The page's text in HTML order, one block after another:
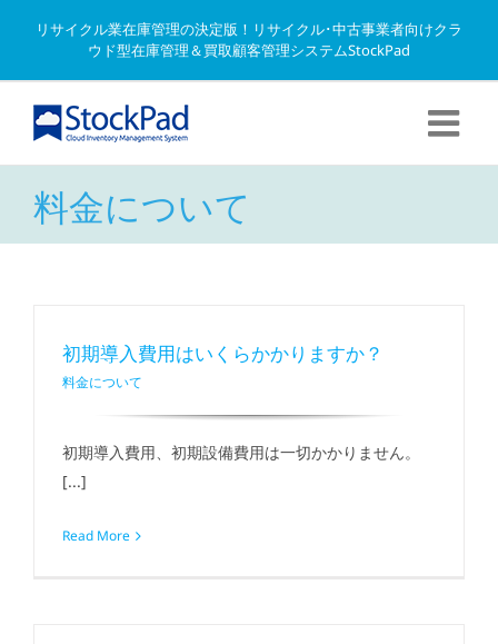
リサイクル業在庫管理の決定版！リサイクル･中古事業者向けクラ
ウド型在庫管理＆買取顧客管理システムStockPad
料金について
初期導入費用はいくらかかりますか？
料金について
初期導入費用、初期設備費用は一切かかりません。
[...]
Read More